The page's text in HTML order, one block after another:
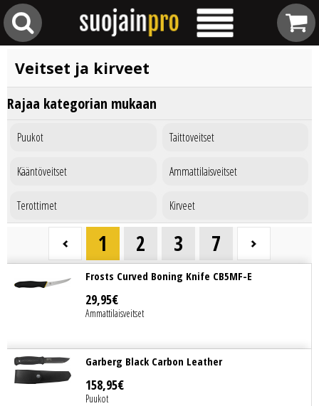
Veitset ja kirveet
Rajaa kategorian mukaan
Puukot Taittoveitset
Kääntöveitset Ammattilaisveitset
Terottimet Kirveet
1 2 3 7
Frosts Curved Boning Knife CB5MF-E
29,95€
Ammattilaisveitset
Garberg Black Carbon Leather
158,95€
Puukot